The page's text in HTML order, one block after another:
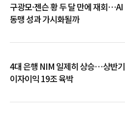
구광모·젠슨 황 두 달 만에 재회…AI
동맹 성과 가시화될까
4대 은행 NIM 일제히 상승…상반기
이자이익 19조 육박